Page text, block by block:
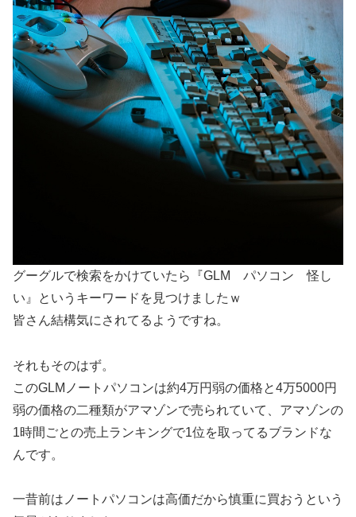
グーグルで検索をかけていたら『GLM パソコン 怪し
い』というキーワードを見つけましたｗ
皆さん結構気にされてるようですね。
それもそのはず。
このGLMノートパソコンは約4万円弱の価格と4万5000円
弱の価格の二種類がアマゾンで売られていて、アマゾンの
1時間ごとの売上ランキングで1位を取ってるブランドな
んです。
一昔前はノートパソコンは高価だから慎重に買おうという